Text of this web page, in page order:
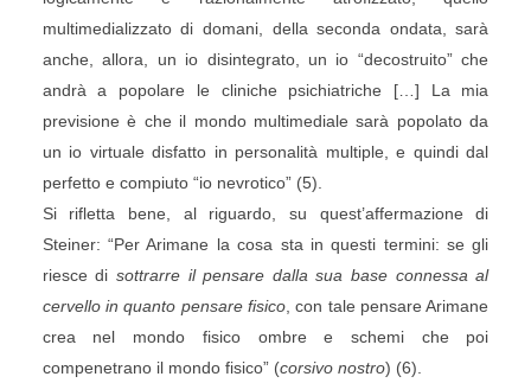
multimedializzato di domani, della seconda ondata, sarà
anche, allora, un io disintegrato, un io “decostruito” che
andrà a popolare le cliniche psichiatriche […] La mia
previsione è che il mondo multimediale sarà popolato da
un io virtuale disfatto in personalità multiple, e quindi dal
perfetto e compiuto “io nevrotico” (5).
Si rifletta bene, al riguardo, su quest’affermazione di
Steiner: “Per Arimane la cosa sta in questi termini: se gli
riesce disottrarre il pensare dalla sua base connessa al
cervello in quanto pensare fisico , con tale pensare Arimane
crea nel mondo fisico ombre e schemi che poi
compenetrano il mondo fisico” (corsivo nostro) (6).